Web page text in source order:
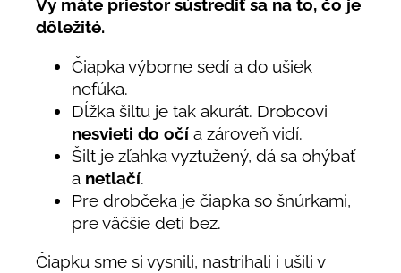
Vy máte priestor sústrediť sa na to, čo je
dôležité.
Čiapka výborne sedí a do ušiek
nefúka.
Dĺžka šiltu je tak akurát. Drobcovi
nesvieti do očí a zároveň vidí.
Šilt je zľahka vyztužený, dá sa ohýbať
a netlačí.
Pre drobčeka je čiapka so šnúrkami,
pre väčšie deti bez.
Čiapku sme si vysnili, nastrihali i ušili v